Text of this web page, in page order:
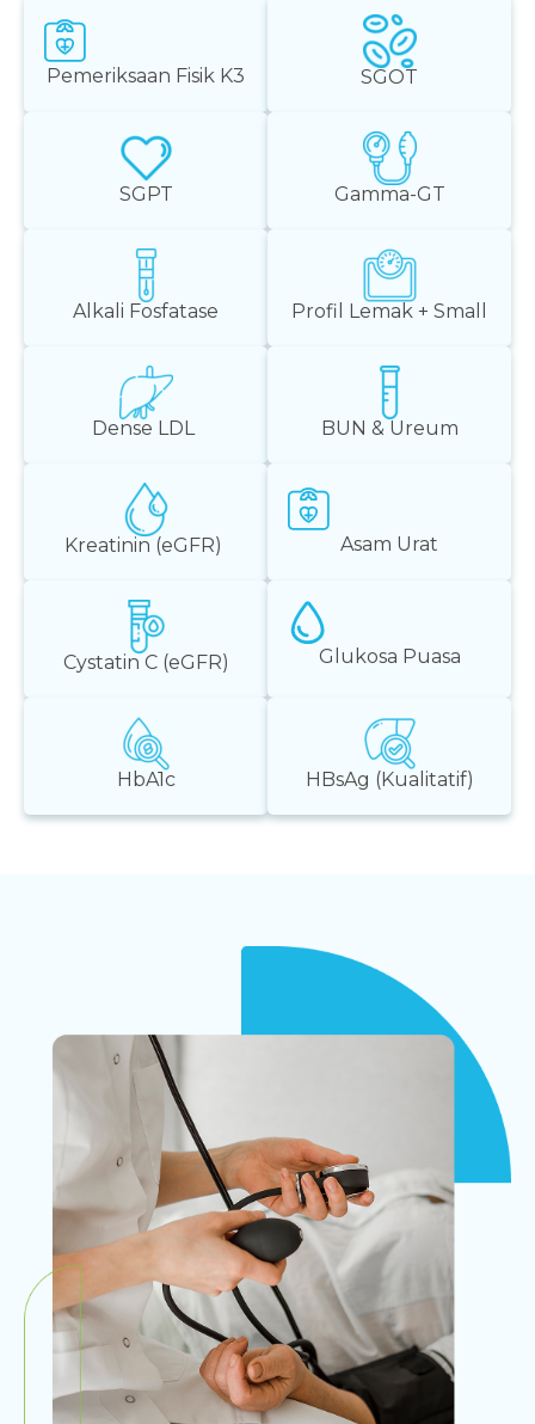
Pemeriksaan Fisik K3 SGOT
SGPT Gamma-GT
Alkali Fosfatase Profil Lemak + Small
Dense LDL BUN & Ureum
Kreatinin (eGFR) Asam Urat
Cystatin C (eGFR) Glukosa Puasa
HbA1c HBsAg (Kualitatif)